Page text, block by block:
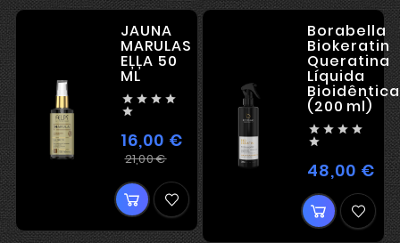
JAUNA
MARULAS
EĻĻA 50
ML
   

16,00 €
21,00 €
cena
Borabella
Biokeratin
Queratina
Líquida
Bioidêntica
(200 ml)
   

48,00 €